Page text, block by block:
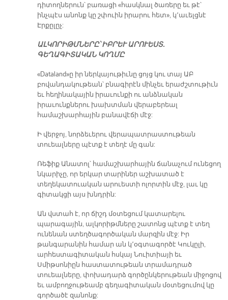
դիտողներուն՝ բառացի «հասկնալ ծառերը եւ թէ՝
ինչպէս անոնք կը շփուին իրարու հետ», կ՚աւելցնէ
Էրքըլըչ:
ԱԼԿՈՐԻԹՄՆԵՐԸ՝ ԻԲՐԵՒ ԱՐՈՒԵՍՏ.
ԳԵՂԱԳԻՏԱԿԱՆ ԿՈՂՄԸ
«Dataland»ը իր ներկայութիւնը ցոյց կու տայ ԱԲ
բովանդակութեան՝ բնագիրէն մինչեւ երաժշտութիւն
եւ հեղինակային իրաւունքի ու անձնական
իրաւունքներու խախտման վերաբերեալ
համաշխարհային բանավէճի մէջ:
Ի վերջոյ, նորձեւերու վերապատրաստութեան
տուեալները պէտք է տեղէ մը գան:
Ռեֆիք Անատոլ՝ համաշխարհային ճանաչում ունեցող
նկարիչը, որ երկար տարիներ աշխատած է
տեղեկատուական արուեստի ոլորտին մէջ, լաւ կը
գիտակցի այս խնդրին:
Ան վստահ է, որ ճիշդ մօտեցում կատարելու
պարագային, ալկորիթմները շատոնց պէտք է տեղ
ունենան ստեղծագործական մարզին մէջ: Իր
թանգարանին համար ան կ՚օգտագործէ Կուկըլի,
արհեստագիտական հսկայ Նուիտիայի եւ
Սմիթսոնիըն հաստատութեան տրամադրած
տուեալները, փոխադարձ գործընկերութեան միջոցով
եւ ամբողջութեամբ գեղագիտական մօտեցումով կը
գործածէ զանոնք: